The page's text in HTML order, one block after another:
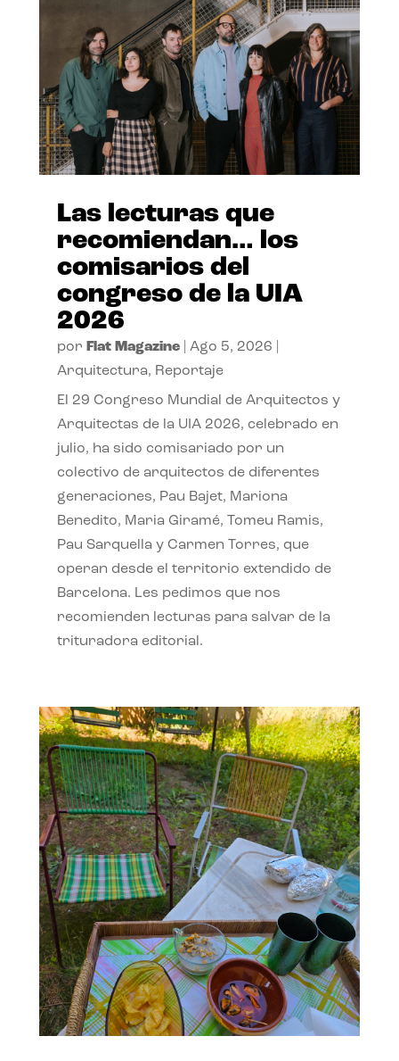
Las lecturas que
recomiendan… los
comisarios del
congreso de la UIA
2026
por Flat Magazine| Ago 5, 2026
Arquitectura, Reportaje
El 29 Congreso Mundial de Arquitectos y
Arquitectas de la UIA 2026, celebrado en
julio, ha sido comisariado por un
colectivo de arquitectos de diferentes
generaciones, Pau Bajet, Mariona
Benedito, Maria Giramé, Tomeu Ramis,
Pau Sarquella y Carmen Torres, que
operan desde el territorio extendido de
Barcelona. Les pedimos que nos
recomienden lecturas para salvar de la
trituradora editorial.